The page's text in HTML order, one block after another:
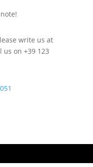
write us at
on +39 123